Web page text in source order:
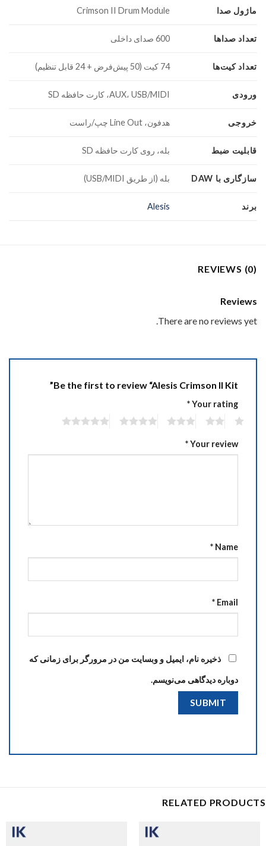
ماژول صدا Crimson II Drum Module
تعداد صداها 600 صدای داخلی
تعداد کیت‌ها 74 کیت (50 پیش‌فرض + 24 قابل تنظیم)
ورودی AUX، USB/MIDI، کارت حافظه SD
خروجی هدفون، Line Out چپ/راست
قابلیت ضبط بله، روی کارت حافظه SD
سازگاری با DAW بله (از طریق USB/MIDI)
برند Alesis
REVIEWS (0)
Reviews
There are no reviews yet.
Be the first to review “Alesis Crimson II Kit”
Your rating
*
Your review
*
Name
*
Email
*
ذخیره نام، ایمیل و وبسایت من در مرورگر برای زمانی که
دوباره دیدگاهی می‌نویسم.
RELATED PRODUCTS